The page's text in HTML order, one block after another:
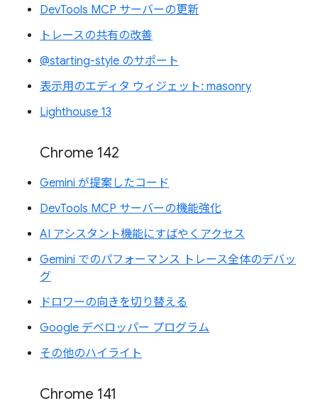
DevTools MCP サーバーの更新
トレースの共有の改善
@starting-style のサポート
表示用のエディタ ウィジェット: masonry
Lighthouse 13
Chrome 142
Gemini が提案したコード
DevTools MCP サーバーの機能強化
AI アシスタント機能にすばやくアクセス
Gemini でのパフォーマンス トレース全体のデバッ
グ
ドロワーの向きを切り替える
Google デベロッパー プログラム
その他のハイライト
Chrome 141